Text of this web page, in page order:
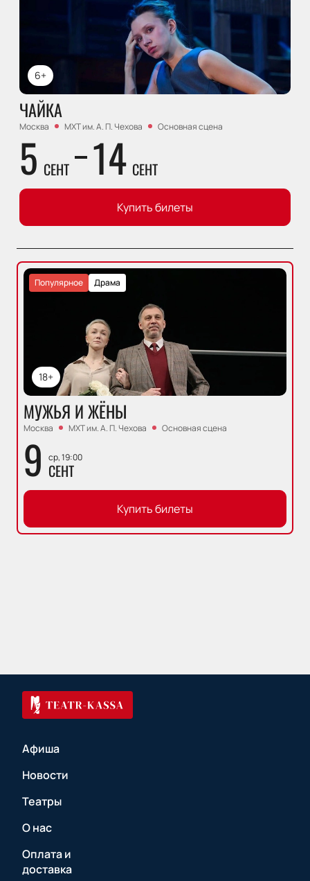
6+
ЧАЙКА
Москва МХТ им. А. П. Чехова Основная сцена
5 СЕНТ 14 СЕНТ
Купить билеты
18+
Драма
Популярное
МУЖЬЯ И ЖЁНЫ
Москва МХТ им. А. П. Чехова Основная сцена
9 ср, 19:00
СЕНТ
Купить билеты
Афиша
Новости
Театры
О нас
Оплата и
доставка